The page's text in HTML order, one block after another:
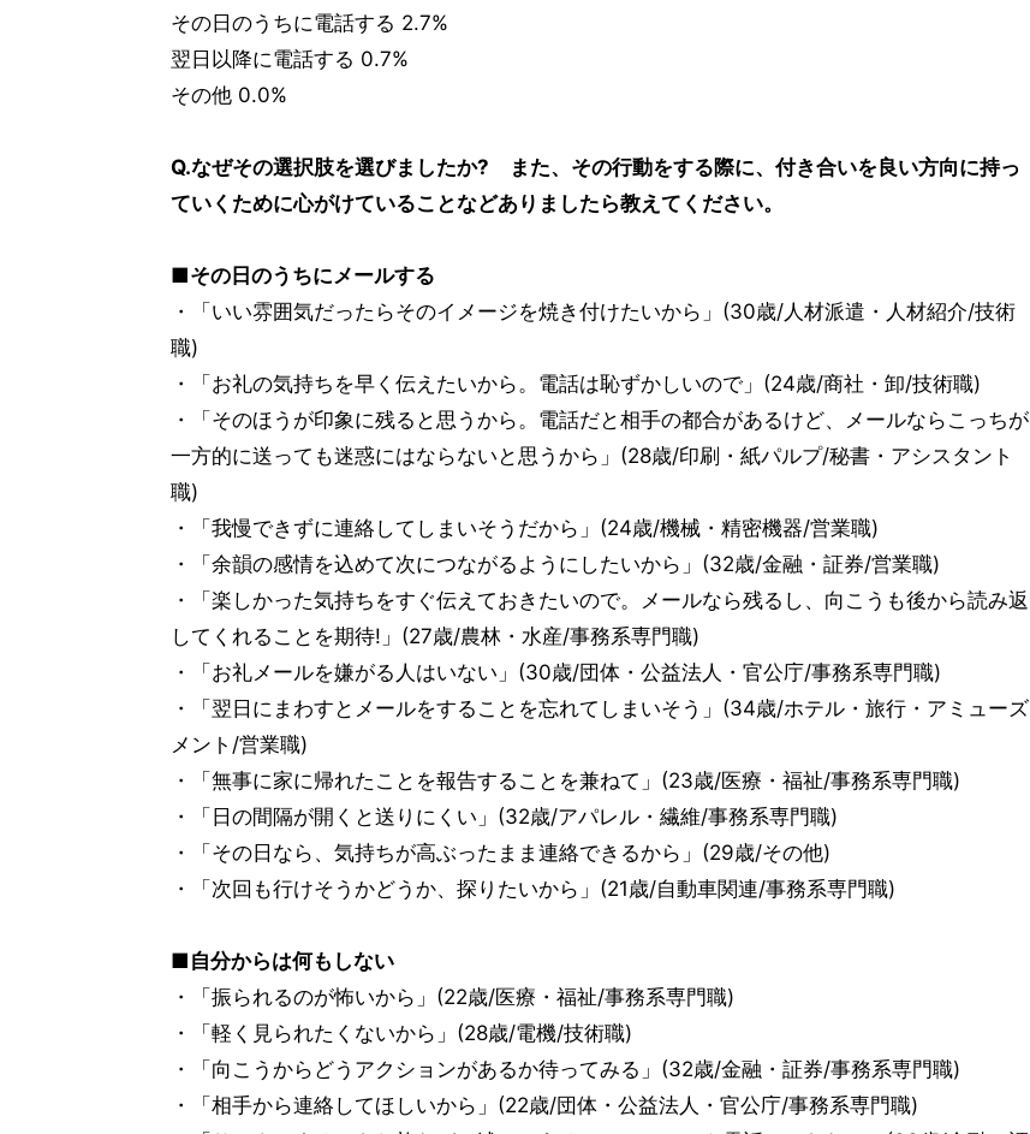
その日のうちに電話する 2.7%
翌日以降に電話する 0.7%
その他 0.0%
Q.なぜその選択肢を選びましたか? また、その行動をする際に、付き合いを良い方向に持っ
ていくために心がけていることなどありましたら教えてください。
■その日のうちにメールする
・「いい雰囲気だったらそのイメージを焼き付けたいから」(30歳/人材派遣・人材紹介/技術
職)
・「お礼の気持ちを早く伝えたいから。電話は恥ずかしいので」(24歳/商社・卸/技術職)
・「そのほうが印象に残ると思うから。電話だと相手の都合があるけど、メールならこっちが
一方的に送っても迷惑にはならないと思うから」(28歳/印刷・紙パルプ/秘書・アシスタント
職)
・「我慢できずに連絡してしまいそうだから」(24歳/機械・精密機器/営業職)
・「余韻の感情を込めて次につながるようにしたいから」(32歳/金融・証券/営業職)
・「楽しかった気持ちをすぐ伝えておきたいので。メールなら残るし、向こうも後から読み返
してくれることを期待!」(27歳/農林・水産/事務系専門職)
・「お礼メールを嫌がる人はいない」(30歳/団体・公益法人・官公庁/事務系専門職)
・「翌日にまわすとメールをすることを忘れてしまいそう」(34歳/ホテル・旅行・アミューズ
メント/営業職)
・「無事に家に帰れたことを報告することを兼ねて」(23歳/医療・福祉/事務系専門職)
・「日の間隔が開くと送りにくい」(32歳/アパレル・繊維/事務系専門職)
・「その日なら、気持ちが高ぶったまま連絡できるから」(29歳/その他)
・「次回も行けそうかどうか、探りたいから」(21歳/自動車関連/事務系専門職)
■自分からは何もしない
・「振られるのが怖いから」(22歳/医療・福祉/事務系専門職)
・「軽く見られたくないから」(28歳/電機/技術職)
・「向こうからどうアクションがあるか待ってみる」(32歳/金融・証券/事務系専門職)
・「相手から連絡してほしいから」(22歳/団体・公益法人・官公庁/事務系専門職)